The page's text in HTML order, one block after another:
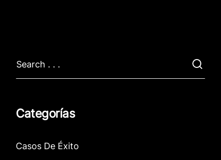
Categorías
Casos De Éxito